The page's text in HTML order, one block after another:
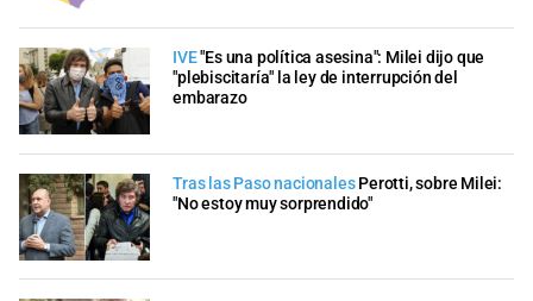
IVE"Es una política asesina": Milei dijo que
"plebiscitaría" la ley de interrupción del
embarazo
Tras las Paso nacionalesPerotti, sobre Milei:
"No estoy muy sorprendido"